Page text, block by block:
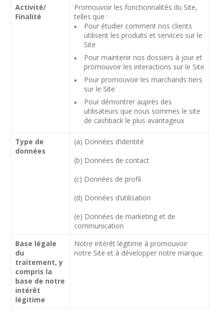
Activité/
Finalité
Promouvoir les fonctionnalités du Site,
telles que :
Pour étudier comment nos clients
utilisent les produits et services sur le
Site
Pour maintenir nos dossiers à jour et
promouvoir les interactions sur le Site
Pour promouvoir les marchands tiers
sur le Site
Pour démontrer auprès des
utilisateurs que nous sommes le site
de cashback le plus avantageux
Type de
données
(a) Données d’identité
(b) Données de contact
(c) Données de profil
(d) Données d’utilisation
(e) Données de marketing et de
communication
Base légale
du
traitement, y
compris la
base de notre
intérêt
légitime
Notre intérêt légitime à promouvoir
notre Site et à développer notre marque.